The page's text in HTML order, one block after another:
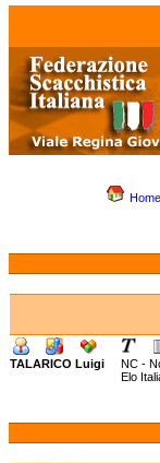
Home
TALARICO Luigi
NC -
Elo